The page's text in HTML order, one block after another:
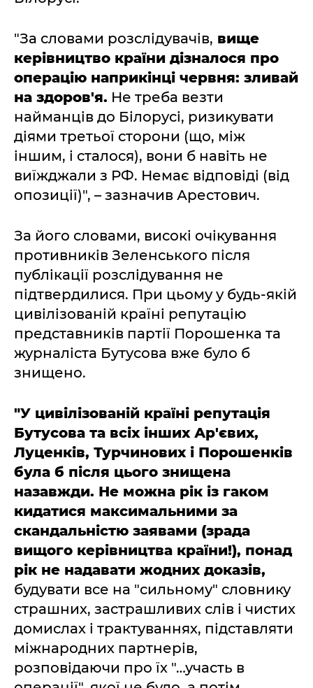
"За словами розслідувачів, вище
керівництво країни дізналося про
операцію наприкінці червня: зливай
на здоров'я. Не треба везти
найманців до Білорусі, ризикувати
діями третьої сторони (що, між
іншим, і сталося), вони б навіть не
виїжджали з РФ. Немає відповіді (від
опозиції)", – зазначив Арестович.
За його словами, високі очікування
противників Зеленського після
публікації розслідування не
підтвердилися. При цьому у будь-якій
цивілізованій країні репутацію
представників партії Порошенка та
журналіста Бутусова вже було б
знищено.
"У цивілізованій країні репутація
Бутусова та всіх інших Ар'євих,
Луценків, Турчинових і Порошенків
була б після цього знищена
назавжди. Не можна рік із гаком
кидатися максимальними за
скандальністю заявами (зрада
вищого керівництва країни!), понад
рік не надавати жодних доказів,
будувати все на "сильному" словнику
страшних, застрашливих слів і чистих
домислах і трактуваннях, підставляти
міжнародних партнерів,
розповідаючи про їх "…участь в